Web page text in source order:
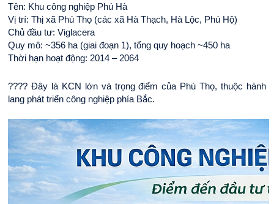
Tên: Khu công nghiệp Phú Hà
Vị trí: Thị xã Phú Thọ (các xã Hà Thạch, Hà Lộc, Phú Hộ)
Chủ đầu tư: Viglacera
Quy mô: ~356 ha (giai đoạn 1), tổng quy hoạch ~450 ha
Thời hạn hoạt động: 2014 – 2064
???? Đây là KCN lớn và trọng điểm của Phú Thọ, thuộc hành
lang phát triển công nghiệp phía Bắc.